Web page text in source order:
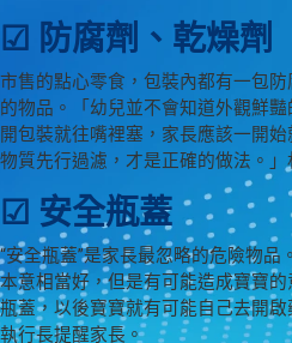
☑ 防腐劑、乾燥劑
市售的點心零食，包裝內都有一包
的物品。「幼兒並不會知道外觀鮮
開包裝就往嘴裡塞，家長應該一開
物質先行過濾，才是正確的做法。」
☑ 安全瓶蓋
“安全瓶蓋”是家長最忽略的危險物品
本意相當好，但是有可能造成寶寶
瓶蓋，以後寶寶就有可能自己去開
執行長提醒家長。